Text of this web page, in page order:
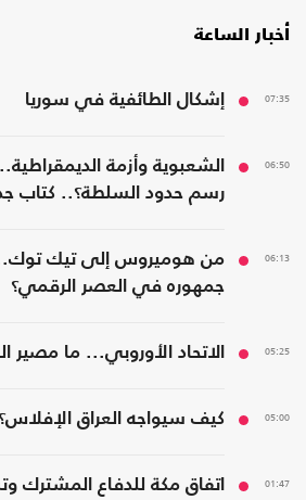
أخبار الساعة
07:35 إشكال الطائفية في سوريا
06:50
الشعبوية وأزمة
رسم حدود السلطة؟.. كتاب
06:13
من هوميروس إلى تيك
جمهوره في العصر الرقمي؟
05:25 الاتحاد الأوروبي... ما مصير
05:00 كيف سيواجه العراق الإفلاس؟
01:47
اتفاق مكة للدفاع المشترك